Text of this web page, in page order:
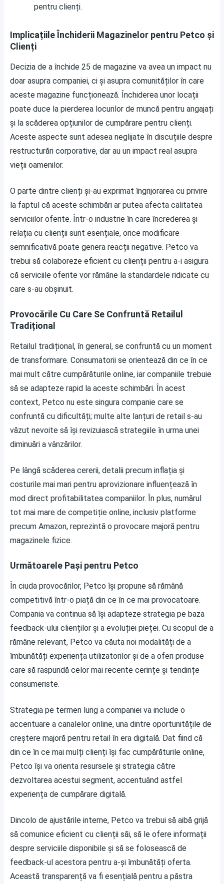
pentru clienți.
Implicațiile Închiderii Magazinelor pentru Petco și
Clienți
Decizia de a închide 25 de magazine va avea un impact nu
doar asupra companiei, ci și asupra comunităților în care
aceste magazine funcționează. Închiderea unor locații
poate duce la pierderea locurilor de muncă pentru angajați
și la scăderea opțiunilor de cumpărare pentru clienți.
Aceste aspecte sunt adesea neglijate în discuțiile despre
restructurări corporative, dar au un impact real asupra
vieții oamenilor.
O parte dintre clienți și-au exprimat îngrijorarea cu privire
la faptul că aceste schimbări ar putea afecta calitatea
serviciilor oferite. Într-o industrie în care încrederea și
relația cu clienții sunt esențiale, orice modificare
semnificativă poate genera reacții negative. Petco va
trebui să colaboreze eficient cu clienții pentru a-i asigura
că serviciile oferite vor rămâne la standardele ridicate cu
care s-au obșinuit.
Provocările Cu Care Se Confruntă Retailul
Tradițional
Retailul tradițional, în general, se confruntă cu un moment
de transformare. Consumatorii se orientează din ce în ce
mai mult către cumpărăturile online, iar companiile trebuie
să se adapteze rapid la aceste schimbări. În acest
context, Petco nu este singura companie care se
confruntă cu dificultăți; multe alte lanțuri de retail s-au
văzut nevoite să își revizuiască strategiile în urma unei
diminuări a vânzărilor.
Pe lângă scăderea cererii, detalii precum inflația și
costurile mai mari pentru aprovizionare influențează în
mod direct profitabilitatea companiilor. În plus, numărul
tot mai mare de competiție online, inclusiv platforme
precum Amazon, reprezintă o provocare majoră pentru
magazinele fizice.
Următoarele Pași pentru Petco
În ciuda provocărilor, Petco își propune să rămână
competitivă într-o piață din ce în ce mai provocatoare.
Compania va continua să își adapteze strategia pe baza
feedback-ului clienților și a evoluției pieței. Cu scopul de a
rămâne relevant, Petco va căuta noi modalități de a
îmbunătăți experiența utilizatorilor și de a oferi produse
care să raspundă celor mai recente cerințe și tendințe
consumeriste.
Strategia pe termen lung a companiei va include o
accentuare a canalelor online, una dintre oportunitățile de
creștere majoră pentru retail în era digitală. Dat fiind că
din ce în ce mai mulți clienți își fac cumpărăturile online,
Petco își va orienta resursele și strategia către
dezvoltarea acestui segment, accentuând astfel
experiența de cumpărare digitală.
Dincolo de ajustările interne, Petco va trebui să aibă grijă
să comunice eficient cu clienții săi, să le ofere informații
despre serviciile disponibile și să se folosească de
feedback-ul acestora pentru a-și îmbunătăți oferta.
Această transparență va fi esențială pentru a păstra